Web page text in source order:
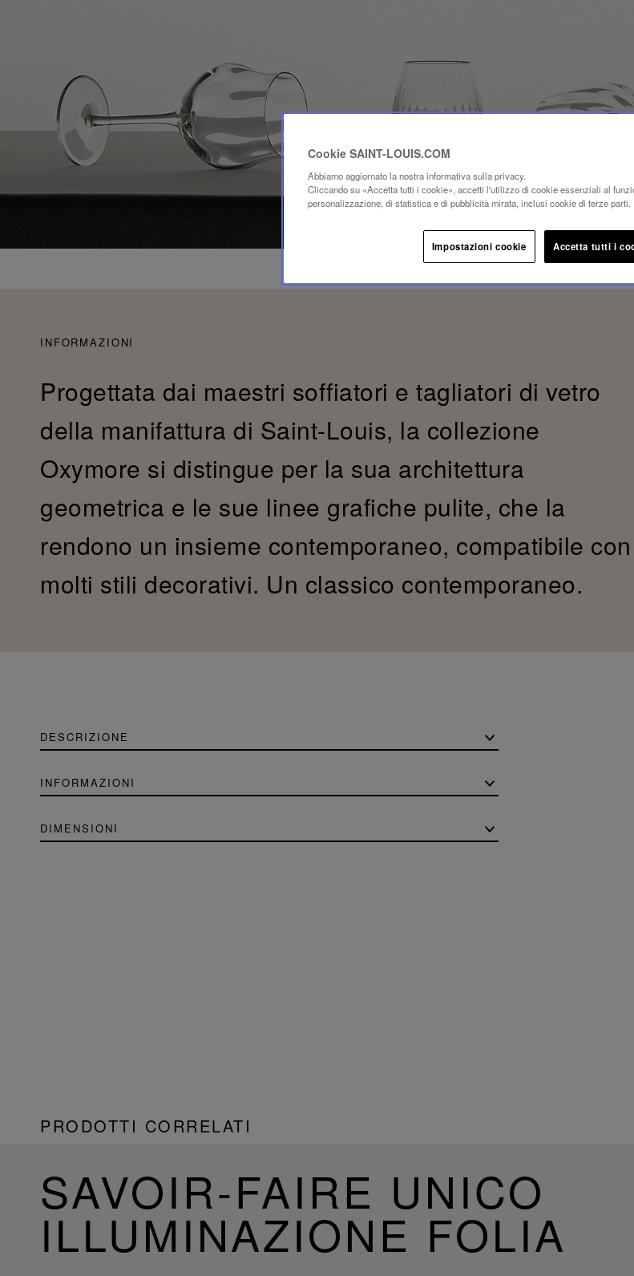
INFORMAZIONI
Progettata dai maestri soffiatori e tagliatori di vetro
della manifattura di Saint-Louis, la collezione
Oxymore si distingue per la sua architettura
geometrica e le sue linee grafiche pulite, che la
rendono un insieme contemporaneo, compatibile con
molti stili decorativi. Un classico contemporaneo.
DESCRIZIONE
INFORMAZIONI
DIMENSIONI
PRODOTTI CORRELATI
SAVOIR-FAIRE UNICO
ILLUMINAZIONE FOLIA
Cookie SAINT-LOUIS.COM
Abbiamo aggiornato la nostra informativa sulla privacy.
Cliccando su «Accetta tutti i cookie», accetti l'utilizzo di cookie essenziali al
personalizzazione, di statistica e di pubblicità mirata, inclusi cookie di terze parti.
Impostazioni cookie Accetta tutti i